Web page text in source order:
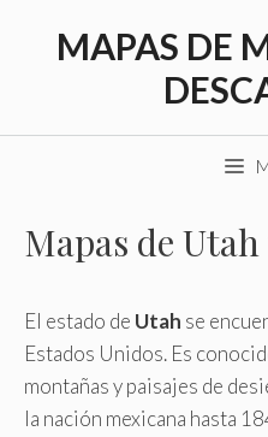
MAPAS DE
Mapas de
El estado de Utah se
Estados Unidos. Es
montañas y paisajes de
la nación mexicana hasta